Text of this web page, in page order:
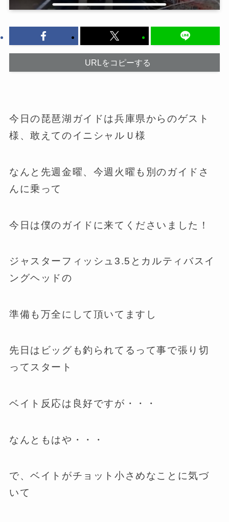
URLをコピーする
今日の琵琶湖ガイドは兵庫県からのゲスト
様、敢えてのイニシャルＵ様
なんと先週金曜、今週火曜も別のガイドさ
んに乗って
今日は僕のガイドに来てくださいました！
ジャスターフィッシュ3.5とカルティバスイ
ングヘッドの
準備も万全にして頂いてますし
先日はビッグも釣られてるって事で張り切
ってスタート
ベイト反応は良好ですが・・・
なんともはや・・・
で、ベイトがチョット小さめなことに気づ
いて